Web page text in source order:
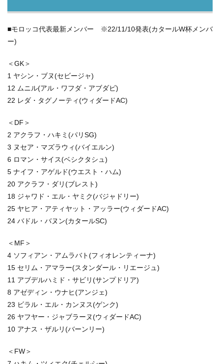
■モロッコ代表最新メンバー ※22/11/10発表(カタールW杯メンバ
ー)
＜GK＞
1 ヤシン・ブヌ(セビージャ)
12 ムニル(アル・ワフダ・アブダビ)
22 レダ・タグノーティ(ウィダードAC)
＜DF＞
2 アクラフ・ハキミ(パリSG)
3 ヌセア・マズラウィ(バイエルン)
6 ロマン・サイス(ベシクタシュ)
5 ナイフ・アゲルド(ウエスト・ハム)
20 アクラフ・ダリ(ブレスト)
18 ジャワド・エル・ヤミク(バジャドリー)
25 ヤヒア・アティヤット・アッラー(ウィダードAC)
24 バドル・バヌン(カタールSC)
＜MF＞
4 ソフィアン・アムラバト(フィオレンティーナ)
15 セリム・アマラー(スタンダール・リエージュ)
11 アブデルハミド・サビリ(サンプドリア)
8 アゼディン・ウナヒ(アンジェ)
23 ビラル・エル・カンヌス(ゲンク)
26 ヤフヤー・ジャブラーヌ(ウィダードAC)
10 アナス・ザルリ(バーンリー)
＜FW＞